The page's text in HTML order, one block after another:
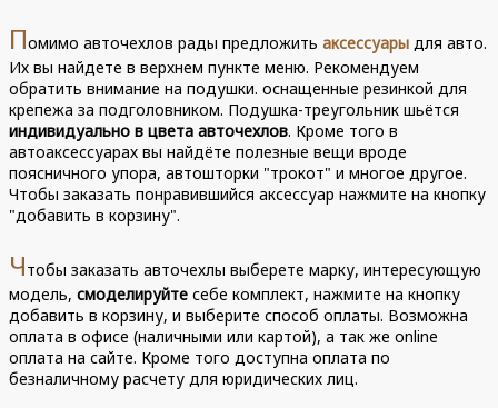
Помимо авточехлов рады предложитьаксессуары для авто.
Их вы найдете в верхнем пункте меню. Рекомендуем
обратить внимание на подушки. оснащенные резинкой для
крепежа за подголовником. Подушка-треугольник шьётся
индивидуально в цвета авточехлов. Кроме того в
автоаксессуарах вы найдёте полезные вещи вроде
поясничного упора, автошторки "трокот" и многое другое.
Чтобы заказать понравившийся аксессуар нажмите на кнопку
"добавить в корзину".
Чтобы заказать авточехлы выберете марку, интересующую
модель,смоделируйте себе комплект, нажмите на кнопку
добавить в корзину, и выберите способ оплаты. Возможна
оплата в офисе (наличными или картой), а так же online
оплата на сайте. Кроме того доступна оплата по
безналичному расчету для юридических лиц.